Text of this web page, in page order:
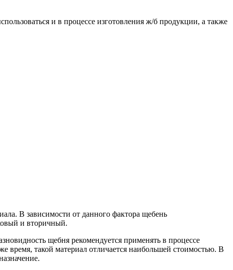
и в процессе изготовления ж/б продукции, а также
В зависимости от данного фактора щебень
и вторичный.
щебня рекомендуется применять в процессе
время, такой материал отличается наибольшей стоимостью. В